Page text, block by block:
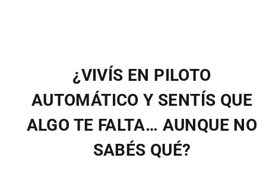
¿VIVÍS EN PILOTO
AUTOMÁTICO Y SENTÍS QUE
ALGO TE FALTA… AUNQUE NO
SABÉS QUÉ?